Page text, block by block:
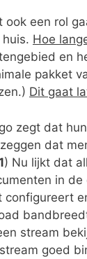
ook een rol
Hoe
en
pakket
Dit gaat
zegt dat hun
dat
) Nu lijkt dat
in de
configureert
stream
goed